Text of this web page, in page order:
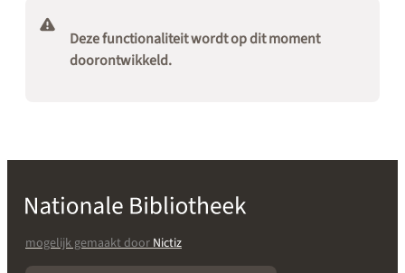
Deze functionaliteit wordt op dit moment
doorontwikkeld.
mogelijk gemaakt doorNictiz